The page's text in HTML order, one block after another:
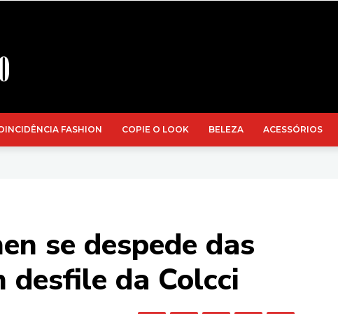
FASHION COPIE O LOOK BELEZA ACESSÓRIOS
se despede das
desfile da Colcci